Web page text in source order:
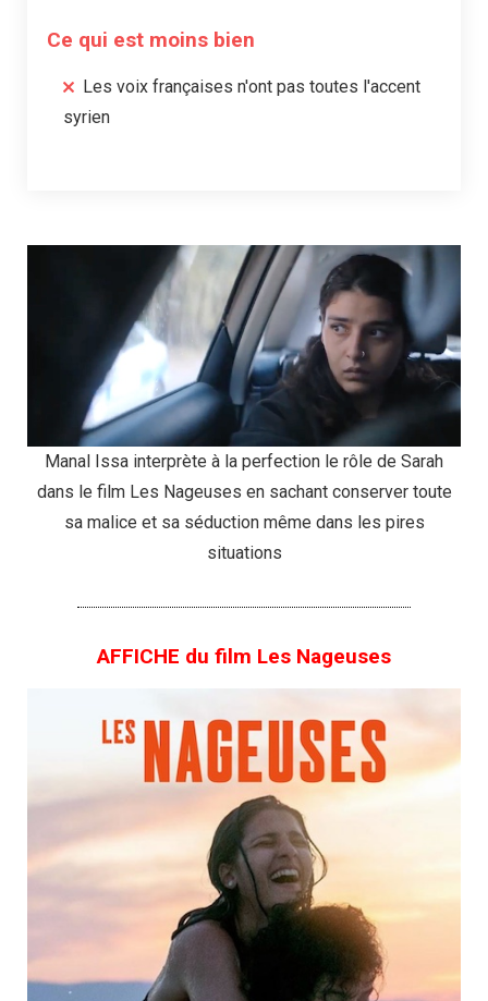
Ce qui est moins bien
Les voix françaises n'ont pas toutes l'accent
syrien
Manal Issa interprète à la perfection le rôle de Sarah
dans le film Les Nageuses en sachant conserver toute
sa malice et sa séduction même dans les pires
situations
AFFICHE du film Les Nageuses